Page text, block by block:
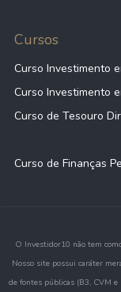
Cursos
Curso Investimento
Curso Investimento
Curso de Tesouro
Curso de Finanças
O Investidor10 não tem
Nosso site possui caráter
de fontes públicas (B3, CVM e